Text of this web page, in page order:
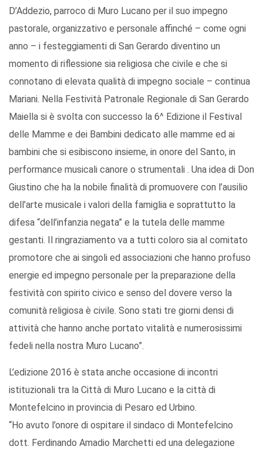
D’Addezio, parroco di Muro Lucano per il suo impegno
pastorale, organizzativo e personale affinché – come ogni
anno – i festeggiamenti di San Gerardo diventino un
momento di riflessione sia religiosa che civile e che si
connotano di elevata qualità di impegno sociale – continua
Mariani. Nella Festività Patronale Regionale di San Gerardo
Maiella si è svolta con successo la 6^ Edizione il Festival
delle Mamme e dei Bambini dedicato alle mamme ed ai
bambini che si esibiscono insieme, in onore del Santo, in
performance musicali canore o strumentali . Una idea di Don
Giustino che ha la nobile finalità di promuovere con l’ausilio
dell’arte musicale i valori della famiglia e soprattutto la
difesa “dell’infanzia negata” e la tutela delle mamme
gestanti. Il ringraziamento va a tutti coloro sia al comitato
promotore che ai singoli ed associazioni che hanno profuso
energie ed impegno personale per la preparazione della
festività con spirito civico e senso del dovere verso la
comunità religiosa è civile. Sono stati tre giorni densi di
attività che hanno anche portato vitalità e numerosissimi
fedeli nella nostra Muro Lucano”.
L’edizione 2016 è stata anche occasione di incontri
istituzionali tra la Città di Muro Lucano e la città di
Montefelcino in provincia di Pesaro ed Urbino.
“Ho avuto l’onore di ospitare il sindaco di Montefelcino
dott. Ferdinando Amadio Marchetti ed una delegazione